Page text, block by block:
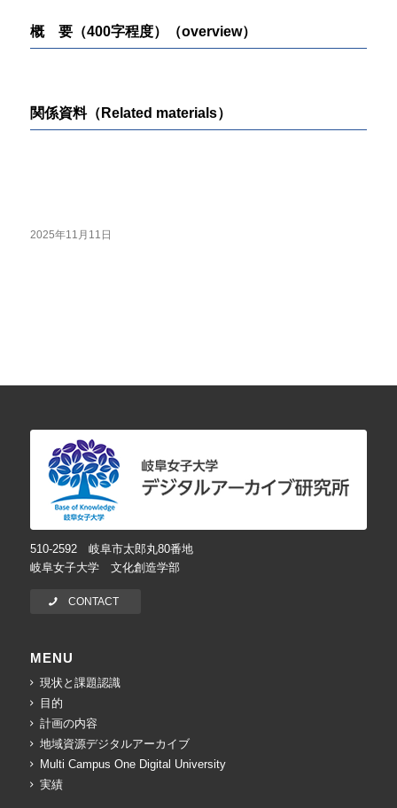
概 要（400字程度）（overview）
関係資料（Related materials）
2025年11月11日
510-2592 岐阜市太郎丸80番地
岐阜女子大学 文化創造学部
CONTACT
MENU
現状と課題認識
目的
計画の内容
地域資源デジタルアーカイブ
Multi Campus One Digital University
実績